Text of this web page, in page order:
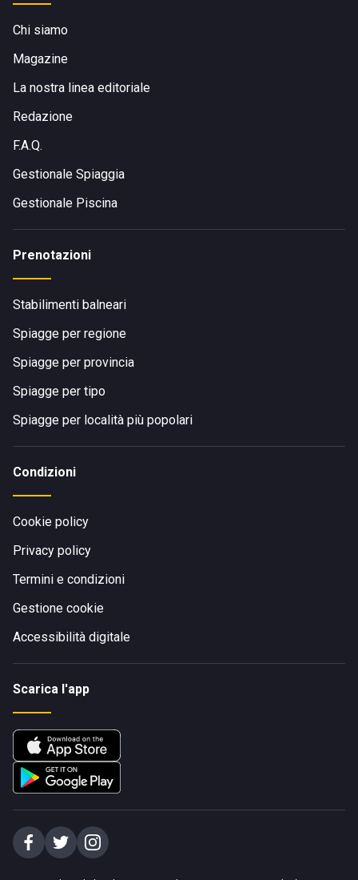
Chi siamo
Magazine
La nostra linea editoriale
Redazione
F.A.Q.
Gestionale Spiaggia
Gestionale Piscina
Prenotazioni
Stabilimenti balneari
Spiagge per regione
Spiagge per provincia
Spiagge per tipo
Spiagge per località più popolari
Condizioni
Cookie policy
Privacy policy
Termini e condizioni
Gestione cookie
Accessibilità digitale
Scarica l'app